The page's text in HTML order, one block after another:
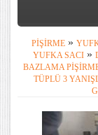
PIŞIRME»
YUFKA SACI»
BAZLAMA
TÜPLÜ 3